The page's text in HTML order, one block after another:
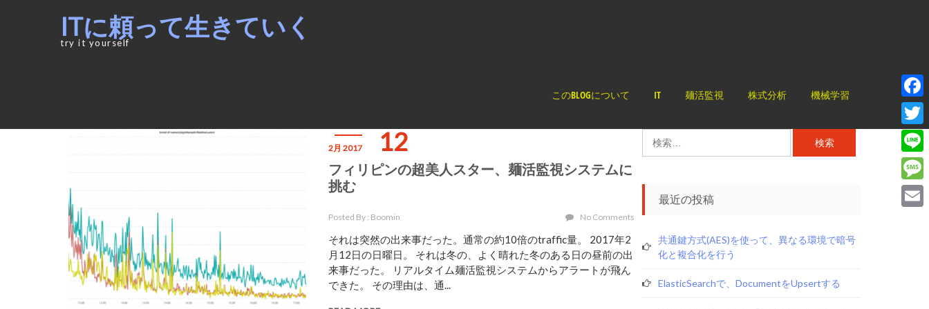
ITに頼って生きていく
try it yourself
このBLOGについて IT 麺活監視 株式分析 機械学習
2月 2017 12
フィリピンの超美人スター、麺活監視システムに
挑む
Posted By : Boomin No Comments
それは突然の出来事だった。通常の約10倍のtraffic量。 2017年2
月12日の日曜日。 それは冬の、よく晴れた冬のある日の昼前の出
来事だった。 リアルタイム麺活監視システムからアラートが飛ん
できた。 その理由は、通...
索:
最近の投稿
共通鍵方式(AES)を使って、異なる環境で暗号
化と複合化を行う
ElasticSearchで、documentをupsertする
Line